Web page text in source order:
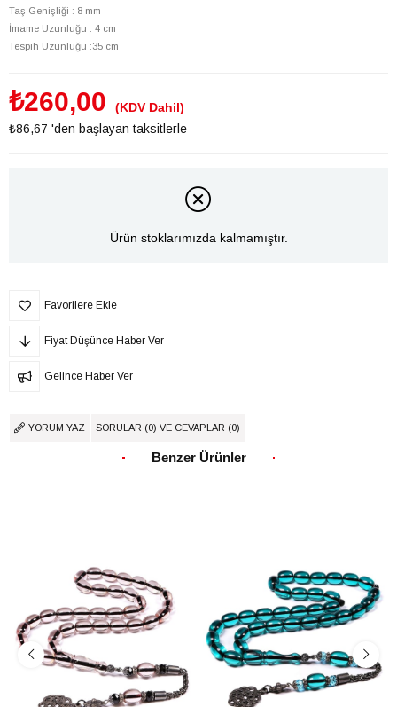
Taş Genişliği : 8 mm
İmame Uzunluğu : 4 cm
Tespih Uzunluğu :35 cm
₺260,00
(KDV Dahil)
₺86,67 'den başlayan taksitlerle
Ürün stoklarımızda kalmamıştır.
Favorilere Ekle
Fiyat Düşünce Haber Ver
Gelince Haber Ver
YORUM YAZ SORULAR (0) VE CEVAPLAR (0)
Benzer Ürünler